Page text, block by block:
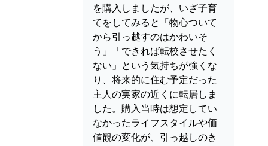
を購入しましたが、いざ子育
てをしてみると「物心ついて
から引っ越すのはかわいそ
う」「できれば転校させたく
ない」という気持ちが強くな
り、将来的に住む予定だった
主人の実家の近くに転居しま
した。購入当時は想定してい
なかったライフスタイルや価
値観の変化が、引っ越しのき